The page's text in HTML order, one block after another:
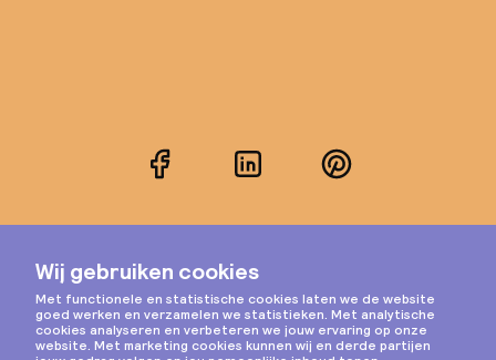
FacebookLinkedInPinterest
Instagram